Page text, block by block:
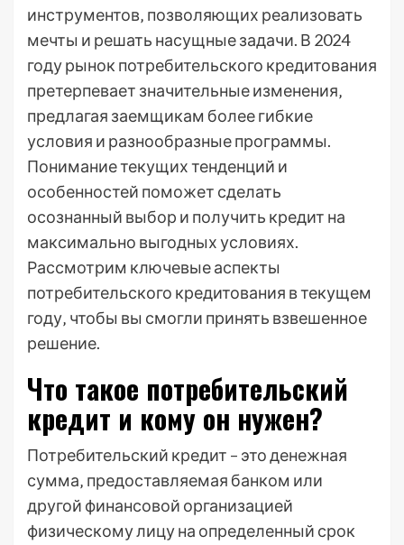
инструментов‚ позволяющих реализовать
мечты и решать насущные задачи. В 2024
году рынок потребительского кредитования
претерпевает значительные изменения‚
предлагая заемщикам более гибкие
условия и разнообразные программы.
Понимание текущих тенденций и
особенностей поможет сделать
осознанный выбор и получить кредит на
максимально выгодных условиях.
Рассмотрим ключевые аспекты
потребительского кредитования в текущем
году‚ чтобы вы смогли принять взвешенное
решение.
Что такое потребительский
кредит и кому он нужен?
Потребительский кредит – это денежная
сумма‚ предоставляемая банком или
другой финансовой организацией
физическому лицу на определенный срок